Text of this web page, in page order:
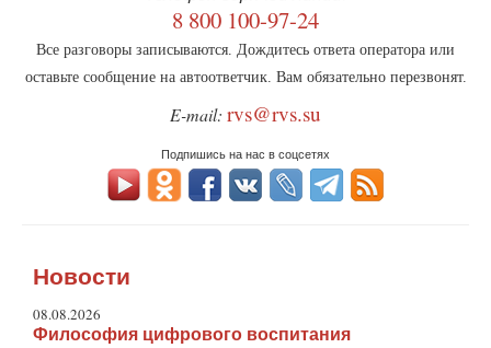
8 800 100-97-24
Все разговоры записываются. Дождитесь ответа оператора или
оставьте сообщение на автоответчик. Вам обязательно перезвонят.
E-mail: rvs@rvs.su
Подпишись на нас в соцсетях
Новости
08.08.2026
Философия цифрового воспитания